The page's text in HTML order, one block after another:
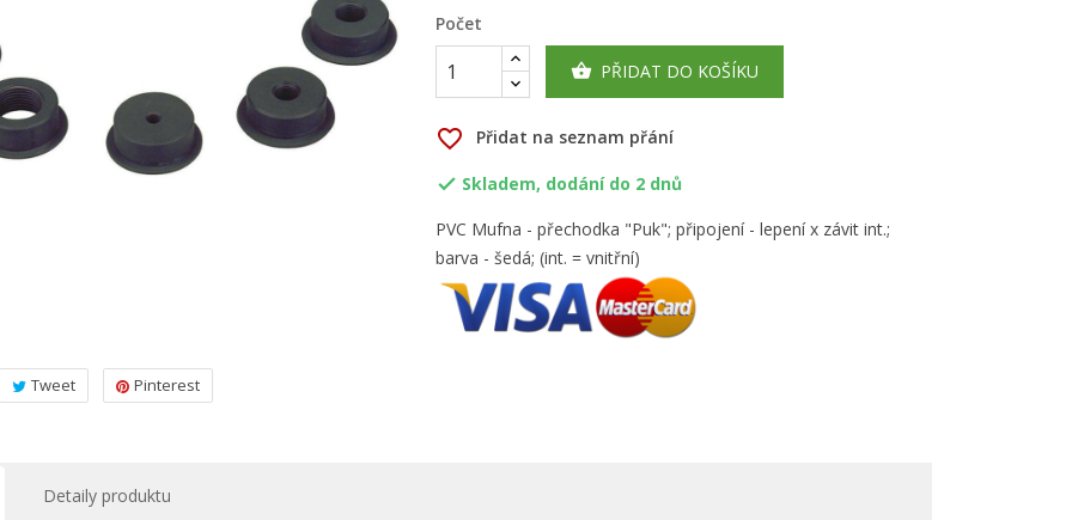
Tweet Pinterest
Počet
 PŘIDAT DO KOŠÍKU
favorite_border Přidat na seznam přání
 Skladem, dodání do 2 dnů
PVC Mufna - přechodka "Puk"; připojení - lepení x závit int.;
barva - šedá; (int. = vnitřní)
Detaily produktu